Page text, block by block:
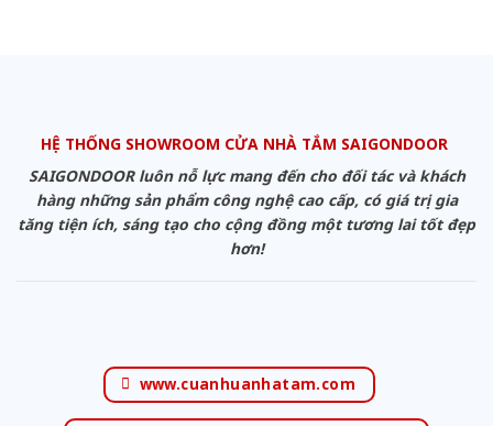
HỆ THỐNG SHOWROOM CỬA NHÀ TẮM SAIGONDOOR
SAIGONDOOR luôn nỗ lực mang đến cho đối tác và khách
hàng những sản phẩm công nghệ cao cấp, có giá trị gia
tăng tiện ích, sáng tạo cho cộng đồng một tương lai tốt đẹp
hơn!
www.cuanhuanhatam.com